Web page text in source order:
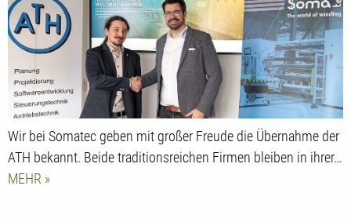
Wir bei Somatec geben mit großer Freude die Übernahme der
ATH bekannt. Beide traditionsreichen Firmen bleiben in ihrer…
MEHR